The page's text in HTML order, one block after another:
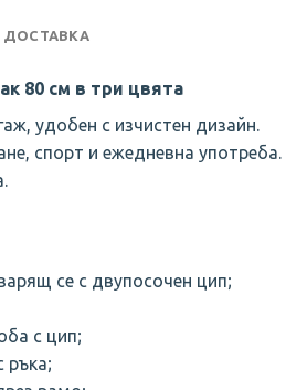
ДОСТАВКА
80 см в три цвята
удобен с изчистен дизайн.
спорт и ежедневна употреба.
се с двупосочен цип;
с цип;
ръка;